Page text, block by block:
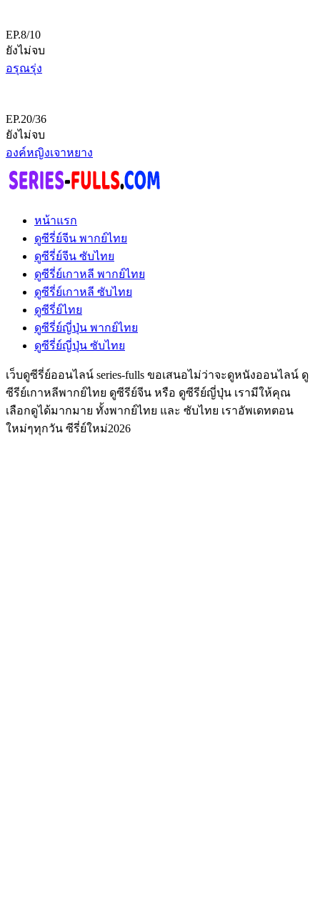
EP.8/10
ยังไม่จบ
อรุณรุ่ง
EP.20/36
ยังไม่จบ
องค์หญิงเจาหยาง
หน้าแรก
ดูซีรี่ย์จีน พากย์ไทย
ดูซีรี่ย์จีน ซับไทย
ดูซีรี่ย์เกาหลี พากย์ไทย
ดูซีรี่ย์เกาหลี ซับไทย
ดูซีรี่ย์ไทย
ดูซีรี่ย์ญี่ปุ่น พากย์ไทย
ดูซีรี่ย์ญี่ปุ่น ซับไทย
เว็บดูซีรี่ย์ออนไลน์ series-fulls ขอเสนอไม่ว่าจะดูหนังออนไลน์ ดู
ซีรีย์เกาหลีพากย์ไทย ดูซีรีย์จีน หรือ ดูซีรีย์ญี่ปุ่น เรามีให้คุณ
เลือกดูได้มากมาย ทั้งพากย์ไทย และ ซับไทย เราอัพเดทตอน
ใหม่ๆทุกวัน ซีรี่ย์ใหม่2026